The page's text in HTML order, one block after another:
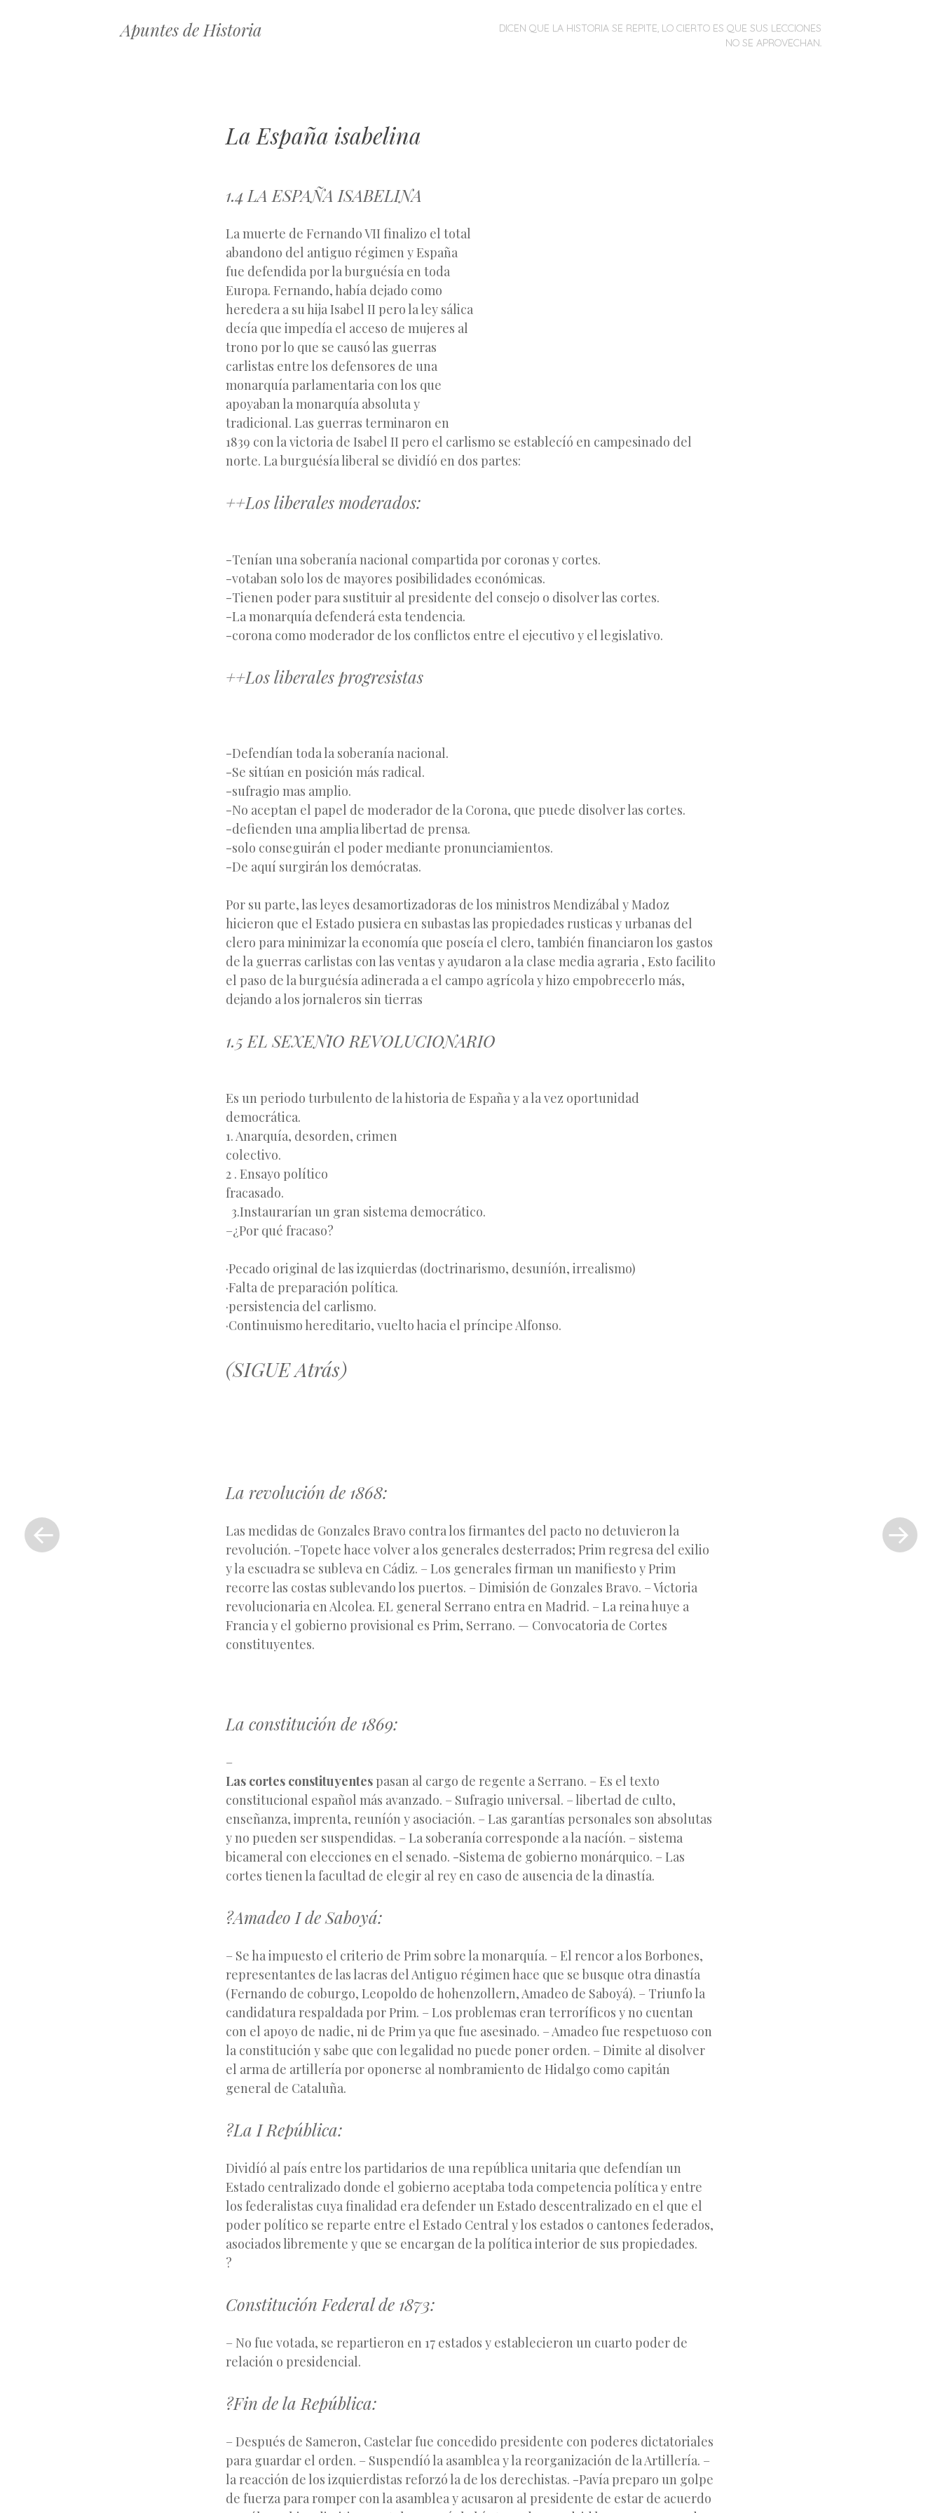
Apuntes de Historia MENÚ
SALTARDICEN QUE LA HISTORIA SE REPITE, LO CIERTO ES QUE SUS LECCIONES
NO SE APROVECHAN.
La España isabelina
1.4 LA ESPAÑA ISABELINA
La muerte de Fernando VII finalizo el total
abandono del antiguo régimen y España
fue defendida por la burguésía en toda
Europa. Fernando, había dejado como
heredera a su hija Isabel II pero la ley sálica
decía que impedía el acceso de mujeres al
trono por lo que se causó las guerras
carlistas entre los defensores de una
monarquía parlamentaria con los que
apoyaban la monarquía absoluta y
tradicional. Las guerras terminaron en
1839 con la victoria de Isabel II pero el carlismo se establecíó en campesinado del
norte. La burguésía liberal se dividíó en dos partes:
++Los liberales moderados:
-Tenían una soberanía nacional compartida por coronas y cortes.
-votaban solo los de mayores posibilidades económicas.
-Tienen poder para sustituir al presidente del consejo o disolver las cortes.
-La monarquía defenderá esta tendencia.
-corona como moderador de los conflictos entre el ejecutivo y el legislativo.
++Los liberales progresistas
-Defendían toda la soberanía nacional.
-Se sitúan en posición más radical.
-sufragio mas amplio.
-No aceptan el papel de moderador de la Corona, que puede disolver las cortes.
-defienden una amplia libertad de prensa.
-solo conseguirán el poder mediante pronunciamientos.
-De aquí surgirán los demócratas.
Por su parte, las leyes desamortizadoras de los ministros Mendizábal y Madoz
hicieron que el Estado pusiera en subastas las propiedades rusticas y urbanas del
clero para minimizar la economía que poseía el clero, también financiaron los gastos
de la guerras carlistas con las ventas y ayudaron a la clase media agraria , Esto facilito
el paso de la burguésía adinerada a el campo agrícola y hizo empobrecerlo más,
dejando a los jornaleros sin tierras
1.5 EL SEXENIO REVOLUCIONARIO
Es un periodo turbulento de la historia de España y a la vez oportunidad
democrática.
1. Anarquía, desorden, crimen
2 . Ensayo político
3.Instaurarían un gran sistema democrático.
–¿Por qué fracaso?
·Pecado original de las izquierdas (doctrinarismo, desuníón, irrealismo)
·Falta de preparación política.
·persistencia del carlismo.
·Continuismo hereditario, vuelto hacia el príncipe Alfonso.
(SIGUE Atrás)
La revolución de 1868:
Las medidas de Gonzales Bravo contra los firmantes del pacto no detuvieron la
revolución. -Topete hace volver a los generales desterrados; Prim regresa del exilio
y la escuadra se subleva en Cádiz. – Los generales firman un manifiesto y Prim
recorre las costas sublevando los puertos. – Dimisión de Gonzales Bravo. – Victoria
revolucionaria en Alcolea. EL general Serrano entra en Madrid. – La reina huye a
Francia y el gobierno provisional es Prim, Serrano. — Convocatoria de Cortes
constituyentes.
La constitución de 1869:
–
Las cortes constituyentes pasan al cargo de regente a Serrano. – Es el texto
constitucional español más avanzado. – Sufragio universal. – libertad de culto,
enseñanza, imprenta, reuníón y asociación. – Las garantías personales son absolutas
y no pueden ser suspendidas. – La soberanía corresponde a la nacíón. – sistema
bicameral con elecciones en el senado. -Sistema de gobierno monárquico. – Las
cortes tienen la facultad de elegir al rey en caso de ausencia de la dinastía.
?Amadeo I de Saboyá:
– Se ha impuesto el criterio de Prim sobre la monarquía. – El rencor a los Borbones,
representantes de las lacras del Antiguo régimen hace que se busque otra dinastía
(Fernando de coburgo, Leopoldo de hohenzollern, Amadeo de Saboyá). – Triunfo la
candidatura respaldada por Prim. – Los problemas eran terroríficos y no cuentan
con el apoyo de nadie, ni de Prim ya que fue asesinado. – Amadeo fue respetuoso con
la constitución y sabe que con legalidad no puede poner orden. – Dimite al disolver
el arma de artillería por oponerse al nombramiento de Hidalgo como capitán
general de Cataluña.
?La I República:
Dividíó al país entre los partidarios de una república unitaria que defendían un
Estado centralizado donde el gobierno aceptaba toda competencia política y entre
los federalistas cuya finalidad era defender un Estado descentralizado en el que el
poder político se reparte entre el Estado Central y los estados o cantones federados,
asociados libremente y que se encargan de la política interior de sus propiedades.
?
Constitución Federal de 1873:
– No fue votada, se repartieron en 17 estados y establecieron un cuarto poder de
relación o presidencial.
?Fin de la República:
– Después de Sameron, Castelar fue concedido presidente con poderes dictatoriales
para guardar el orden. – Suspendíó la asamblea y la reorganización de la Artillería. –
la reacción de los izquierdistas reforzó la de los derechistas. -Pavía preparo un golpe
de fuerza para romper con la asamblea y acusaron al presidente de estar de acuerdo
Entrada
anterior
entrada